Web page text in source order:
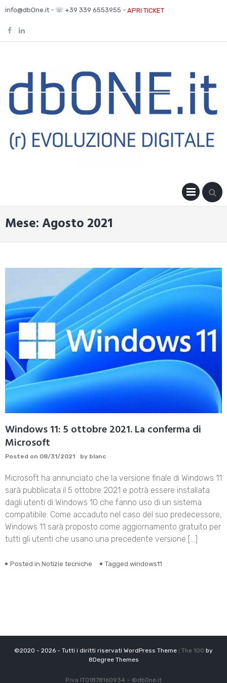
Skip
content
info@dbOne.it - ☏ +39 339 6553955 - APRI TICKET
Mese:Agosto 2021
Windows 11: 5 ottobre 2021. La conferma di
Microsoft
Posted on 08/31/2021 by blanc
Microsoft ha annunciato che la versione finale di Windows 11
sarà pubblicata il 5 ottobre 2021 e potrà essere installata
dagli utenti di Windows 10 che fanno uso di un sistema
compatibile. Come accaduto nel caso del suo predecessore,
Windows 11 sarà proposto come aggiornamento gratuito per
tutti gli utenti che usano una precedente versione […]
Posted in Notizie tecniche Tagged windows11
©2020 - 2026 - Tutti i diritti riservati WordPress Theme : The 100 by
8Degree Themes
P.iva IT01878160934 – ©dbOne.it